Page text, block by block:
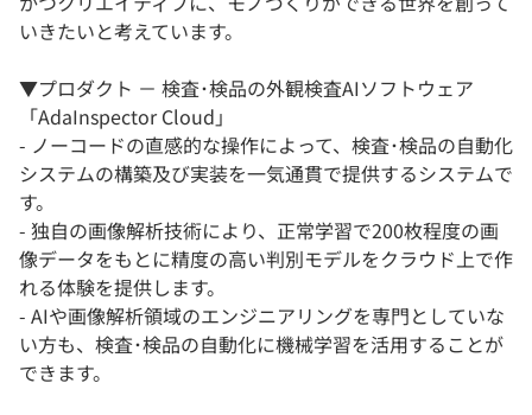
いきたいと考えています。
▼プロダクト － 検査･検品の外観検査AIソフトウェア
「AdaInspector Cloud」
- ノーコードの直感的な操作によって、検査･検品の自動化
システムの構築及び実装を一気通貫で提供するシステムで
す。
- 独自の画像解析技術により、正常学習で200枚程度の画
像データをもとに精度の高い判別モデルをクラウド上で作
れる体験を提供します。
- AIや画像解析領域のエンジニアリングを専門としていな
い方も、検査･検品の自動化に機械学習を活用することが
できます。